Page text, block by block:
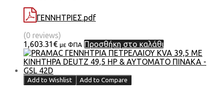
ΓΕΝΝΗΤΡΙΕΣ.pdf
(0 reviews)
1,603.31€ με ΦΠΑ Προσθήκη στο καλάθι
Add to Wishlist Add to Compare